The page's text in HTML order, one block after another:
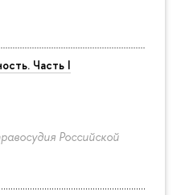
Часть I
Российской